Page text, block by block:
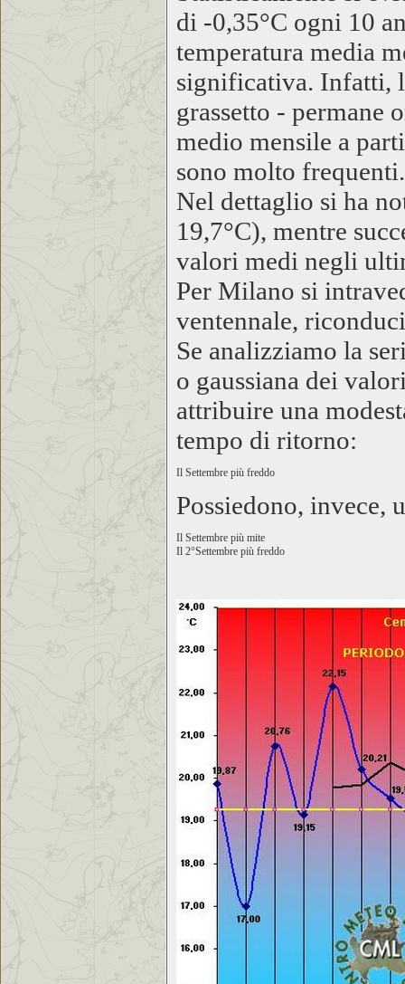
di -0,35°C ogni 10
temperatura media
significativa. Infatti,
grassetto - permane
medio mensile a
sono molto frequenti.
Nel dettaglio si ha
19,7°C), mentre
valori medi negli
Per Milano si
ventennale,
Se analizziamo la
o gaussiana dei
attribuire una
tempo di ritorno:
Il Settembre più freddo
Possiedono, invece,
Il Settembre più mite
Il 2°Settembre più freddo